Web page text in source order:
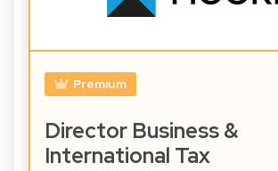
Premium
Director Business &
International Tax